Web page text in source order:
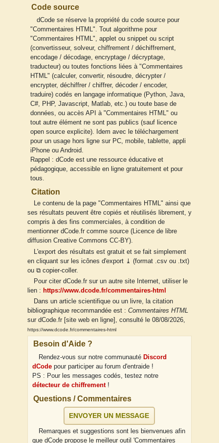
Code source
dCode se réserve la propriété du code source pour
"Commentaires HTML". Tout algorithme pour
"Commentaires HTML", applet ou snippet ou script
(convertisseur, solveur, chiffrement / déchiffrement,
encodage / décodage, encryptage / décryptage,
traducteur) ou toutes fonctions liées à "Commentaires
HTML" (calculer, convertir, résoudre, décrypter /
encrypter, déchiffrer / chiffrer, décoder / encoder,
traduire) codés en langage informatique (Python, Java,
C#, PHP, Javascript, Matlab, etc.) ou toute base de
données, ou accès API à "Commentaires HTML" ou
tout autre élément ne sont pas publics (sauf licence
open source explicite). Idem avec le téléchargement
pour un usage hors ligne sur PC, mobile, tablette, appli
iPhone ou Android.
Rappel : dCode est une ressource éducative et
pédagogique, accessible en ligne gratuitement et pour
tous.
Citation
Le contenu de la page "Commentaires HTML" ainsi que
ses résultats peuvent être copiés et réutilisés librement, y
compris à des fins commerciales, à condition de
mentionner dCode.fr comme source (Licence de libre
diffusion Creative Commons CC-BY).
L'export des résultats est gratuit et se fait simplement
en cliquant sur les icônes d'export ⤓ (format .csv ou .txt)
ou ⧉ copier-coller.
Pour citer dCode.fr sur un autre site Internet, utiliser le
lien : https://www.dcode.fr/commentaires-html
Dans un article scientifique ou un livre, la citation
bibliographique recommandée est : Commentaires HTML
sur dCode.fr [site web en ligne], consulté le 08/08/2026,
https://www.dcode.fr/commentaires-html
Besoin d'Aide ?
Rendez-vous sur notre communauté Discord
dCode pour participer au forum d'entraide !
PS : Pour les messages codés, testez notre
détecteur de chiffrement!
Questions / Commentaires
ENVOYER UN MESSAGE
Remarques et suggestions sont les bienvenues afin
que dCode propose le meilleur outil 'Commentaires